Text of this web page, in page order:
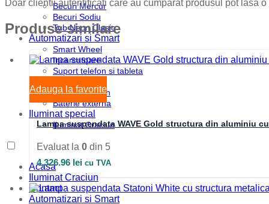
Becuri Mercur
Becuri Sodiu
Tub Neon Clasic
Automatizari si Smart
Smart Wheel
Incarcatoare
Suport telefon si tableta
Boxa Bluetooth
Baterie externa
Iluminat special
Iluminat Craciun
Acasa
Iluminat Craciun
Contact
Automatizari si Smart
Doar clientii autentificati care au cumparat produsul pot lasa o
Produse similare
Adauga la favorite
Lampa suspendata WAVE Gold structura din aluminiu
Evaluat la 0 din 5
4,326.96 lei cu TVA